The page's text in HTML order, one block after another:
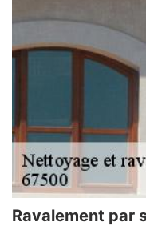
Ravalement par